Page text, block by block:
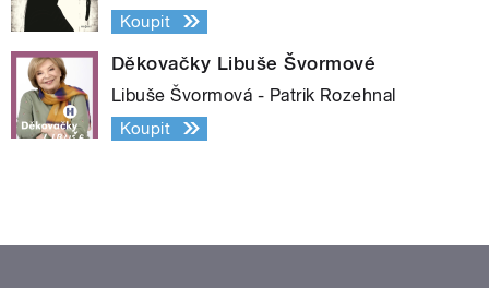
Koupit
Děkovačky Libuše Švormové
Libuše Švormová - Patrik Rozehnal
Koupit